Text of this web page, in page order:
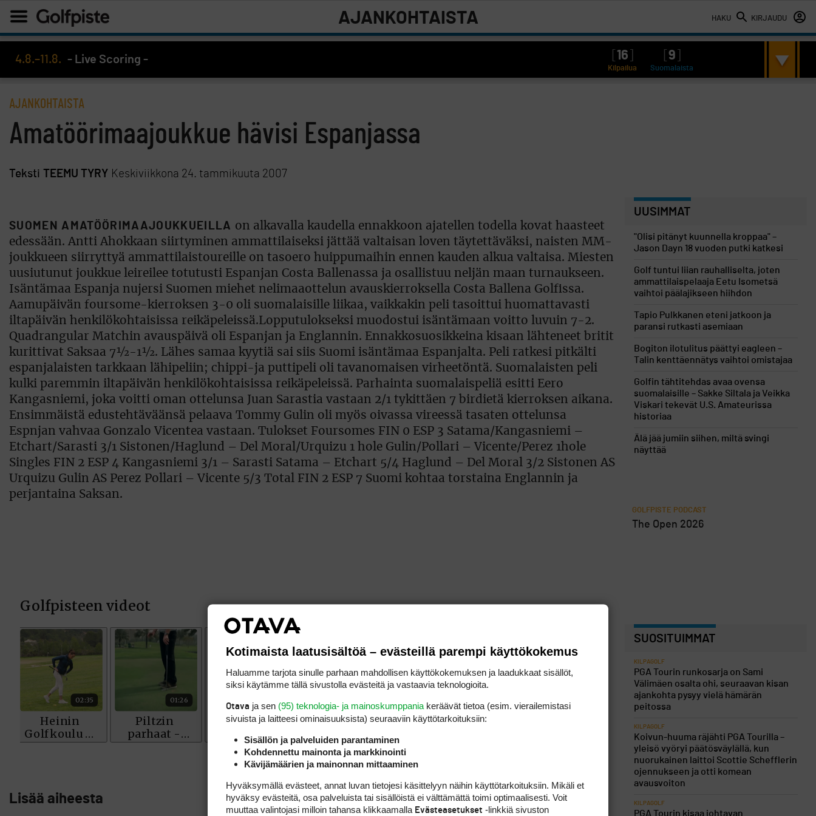
HAKU KIRJAUDU
AJANKOHTAISTA
4.8.–11.8. - Live Scoring - 16 9
Kilpailua Suomalaista
AJANKOHTAISTA
Amatöörimaajoukkue hävisi Espanjassa
Teksti TEEMU TYRY Keskiviikkona 24. tammikuuta 2007
SUOMEN AMATÖÖRIMAAJOUKKUEILLA on alkavalla kaudella ennakkoon ajatellen todella kovat haasteet
edessään. Antti Ahokkaan siirtyminen ammattilaiseksi jättää valtaisan loven täytettäväksi, naisten MM-
joukkueen siirryttyä ammattilaistoureille on tasoero huippumaihin ennen kauden alkua valtaisa. Miesten
uusiutunut joukkue leireilee totutusti Espanjan Costa Ballenassa ja osallistuu neljän maan turnaukseen.
Isäntämaa Espanja nujersi Suomen miehet nelimaaottelun avauskierroksella Costa Ballena Golfissa.
Aamupäivän foursome-kierroksen 3-0 oli suomalaisille liikaa, vaikkakin peli tasoittui huomattavasti
iltapäivän henkilökohtaisissa reikäpeleissä.Lopputulokseksi muodostui isäntämaan voitto luvuin 7-2.
Quadrangular Matchin avauspäivä oli Espanjan ja Englannin. Ennakkosuosikkeina kisaan lähteneet britit
kurittivat Saksaa 7½-1½. Lähes samaa kyytiä sai siis Suomi isäntämaa Espanjalta. Peli ratkesi pitkälti
espanjalaisten tarkkaan lähipeliin; chippi-ja puttipeli oli tavanomaisen virheetöntä. Suomalaisten peli
kulki paremmin iltapäivän henkilökohtaisissa reikäpeleissä. Parhainta suomalaispeliä esitti Eero
Kangasniemi, joka voitti oman ottelunsa Juan Sarastia vastaan 2/1 tykittäen 7 birdietä kierroksen aikana.
Ensimmäistä edustehtäväänsä pelaava Tommy Gulin oli myös oivassa vireessä tasaten ottelunsa
Espnjan vahvaa Gonzalo Vicentea vastaan. Tulokset Foursomes FIN 0 ESP 3 Satama/Kangasniemi –
Etchart/Sarasti 3/1 Sistonen/Haglund – Del Moral/Urquizu 1 hole Gulin/Pollari – Vicente/Perez 1hole
Singles FIN 2 ESP 4 Kangasniemi 3/1 – Sarasti Satama – Etchart 5/4 Haglund – Del Moral 3/2 Sistonen AS
Urquizu Gulin AS Perez Pollari – Vicente 5/3 Total FIN 2 ESP 7 Suomi kohtaa torstaina Englannin ja
perjantaina Saksan.
Lisää aiheesta
UUSIMMAT
"Olisi pitänyt kuunnella kroppaa" –
Jason Dayn 18 vuoden putki katkesi
Golf tuntui liian rauhalliselta, joten
ammattilaispelaaja Eetu Isometsä
vaihtoi päälajikseen hiihdon
Tapio Pulkkanen eteni jatkoon ja
paransi rutkasti asemiaan
Bogiton ilotulitus päättyi eagleen –
Talin kenttäennätys vaihtoi omistajaa
Golfin tähtitehdas avaa ovensa
suomalaisille – Sakke Siltala ja Veikka
Viskari tekevät U.S. Amateurissa
historiaa
Älä jää jumiin siihen, miltä svingi
näyttää
GOLFPISTE PODCAST
The Open 2026
SUOSITUIMMAT
KILPAGOLF
PGA Tourin runkosarja on Sami
Välimäen osalta ohi, seuraavan kisan
ajankohta pysyy vielä hämärän
peitossa
KILPAGOLF
Koivun-huuma räjähti PGA Tourilla –
yleisö vyöryi päätösväylällä, kun
nuorukainen laittoi Scottie Schefflerin
ojennukseen ja otti komean
avausvoiton
KILPAGOLF
PGA Tourin kisaa johtavan
Kotimaista laatusisältöä – evästeillä parempi käyttökokemus
Haluamme tarjota sinulle parhaan mahdollisen käyttökokemuksen ja laadukkaat sisällöt,
siksi käytämme tällä sivustolla evästeitä ja vastaavia teknologioita.
Otava ja sen (95) teknologia- ja mainoskumppania keräävät tietoa (esim. vierailemis­tasi
sivuista ja laitteesi ominaisuuk­sista) seuraaviin käyttötarkoituksiin:
Sisällön ja palveluiden parantaminen
Kohdennettu mainonta ja markkinointi
Kävijämäärien ja mainonnan mittaaminen
Hyväksymällä evästeet, annat luvan tietojesi käsittelyyn näihin käyttötarkoituksiin. Mikäli et
hyväksy evästeitä, osa palveluista tai sisällöistä ei välttämättä toimi optimaalisesti. Voit
muuttaa valintojasi milloin tahansa klikkaamalla Evästeasetukset -linkkiä sivuston